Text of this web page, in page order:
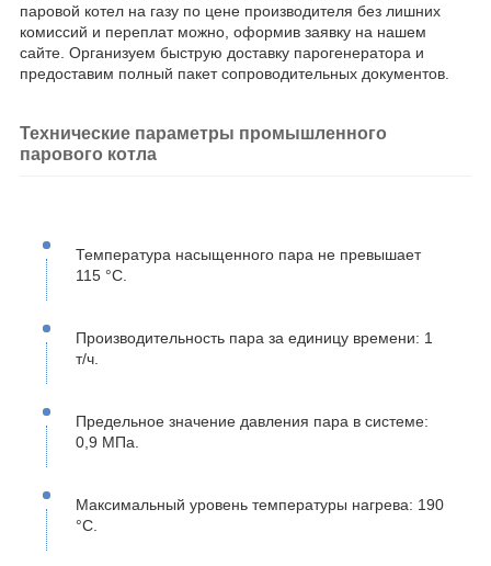
паровой котел на газу по цене производителя без лишних
комиссий и переплат можно, оформив заявку на нашем
сайте. Организуем быструю доставку парогенератора и
предоставим полный пакет сопроводительных документов.
Технические параметры промышленного
парового котла
Температура насыщенного пара не превышает
115 °C.
Производительность пара за единицу времени: 1
т/ч.
Предельное значение давления пара в системе:
0,9 МПа.
Максимальный уровень температуры нагрева: 190
°C.